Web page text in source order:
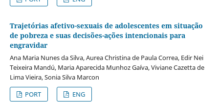
Trajetórias afetivo-sexuais de adolescentes em situação
de pobreza e suas decisões-ações intencionais para
engravidar
Ana Maria Nunes da Silva, Aurea Christina de Paula Correa, Edir Nei
Teixeira Mandú, Maria Aparecida Munhoz Gaíva, Viviane Cazetta de
Lima Vieira, Sonia Silva Marcon
PORT
ENG